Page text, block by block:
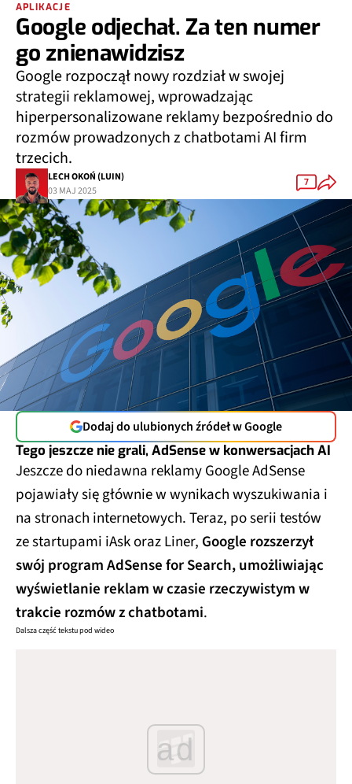
APLIKACJE
Google odjechał. Za ten numer
go znienawidzisz
Google rozpoczął nowy rozdział w swojej
strategii reklamowej, wprowadzając
hiperpersonalizowane reklamy bezpośrednio do
rozmów prowadzonych z chatbotami AI firm
trzecich.
LECH OKOŃ (LUIN)
03 MAJ 2025
7
Dodaj do ulubionych źródeł w Google
Tego jeszcze nie grali, AdSense w konwersacjach AI
Jeszcze do niedawna reklamy Google AdSense
pojawiały się głównie w wynikach wyszukiwania i
na stronach internetowych. Teraz, po serii testów
ze startupami iAsk oraz Liner, Google rozszerzył
swój program AdSense for Search, umożliwiając
wyświetlanie reklam w czasie rzeczywistym w
trakcie rozmów z chatbotami.
Dalsza część tekstu pod wideo
ad